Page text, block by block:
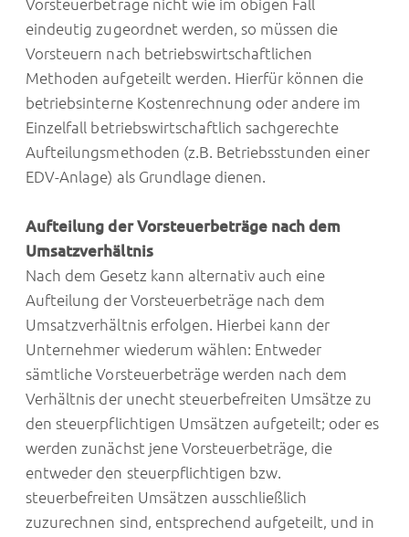
Vorsteuerbeträge nicht wie im obigen Fall
eindeutig zugeordnet werden, so müssen die
Vorsteuern nach betriebswirtschaftlichen
Methoden aufgeteilt werden. Hierfür können die
betriebsinterne Kostenrechnung oder andere im
Einzelfall betriebswirtschaftlich sachgerechte
Aufteilungsmethoden (z.B. Betriebsstunden einer
EDV-Anlage) als Grundlage dienen.
Aufteilung der Vorsteuerbeträge nach dem
Umsatzverhältnis
Nach dem Gesetz kann alternativ auch eine
Aufteilung der Vorsteuerbeträge nach dem
Umsatzverhältnis erfolgen. Hierbei kann der
Unternehmer wiederum wählen: Entweder
sämtliche Vorsteuerbeträge werden nach dem
Verhältnis der unecht steuerbefreiten Umsätze zu
den steuerpflichtigen Umsätzen aufgeteilt; oder es
werden zunächst jene Vorsteuerbeträge, die
entweder den steuerpflichtigen bzw.
steuerbefreiten Umsätzen ausschließlich
zuzurechnen sind, entsprechend aufgeteilt, und in